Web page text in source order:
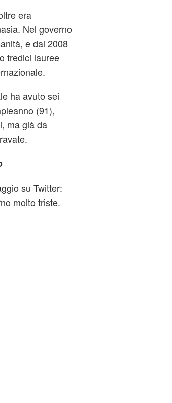
era
Nel governo
e dal 2008
tredici lauree
ha avuto sei
(91),
ma già da
su Twitter:
molto triste.